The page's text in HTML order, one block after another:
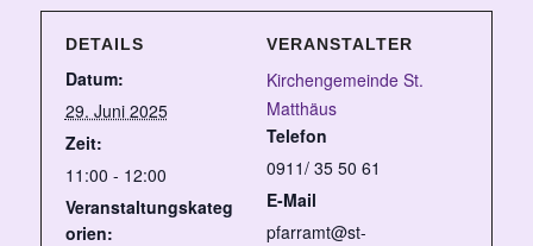
DETAILS
Datum:
29. Juni 2025
Zeit:
11:00 - 12:00
Veranstaltungskateg
orien:
VERANSTALTER
Kirchengemeinde St.
Matthäus
Telefon
0911/ 35 50 61
E-Mail
pfarramt@st-